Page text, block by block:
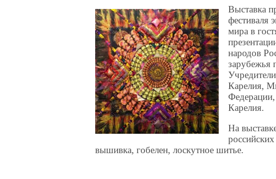
Выставка
фестиваля
мира в
народов
зарубежья
Карелия,
Карелия.
На
вышивка, гобелен, лоскутное шитье.